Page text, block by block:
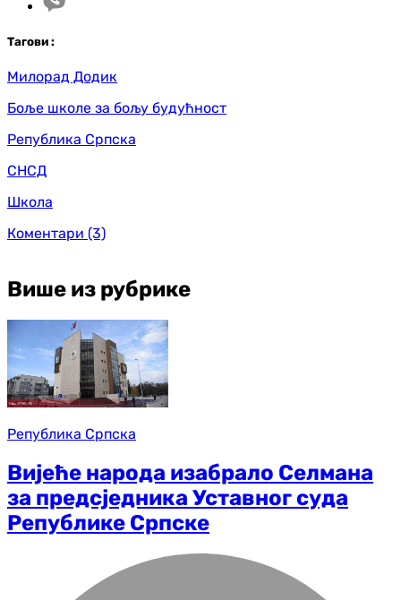
Тагови :
Милорад Додик
Боље школе за бољу будућност
Република Српска
СНСД
Школа
Коментари (3)
Више из рубрике
Република Српска
Вијеће народа изабрало Селмана
за предсједника Уставног суда
Републике Српске